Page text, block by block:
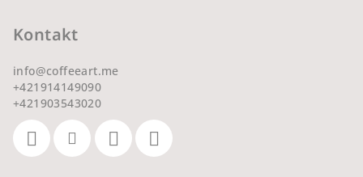
Kontakt
info@coffeeart.me
+421914149090
+421903543020